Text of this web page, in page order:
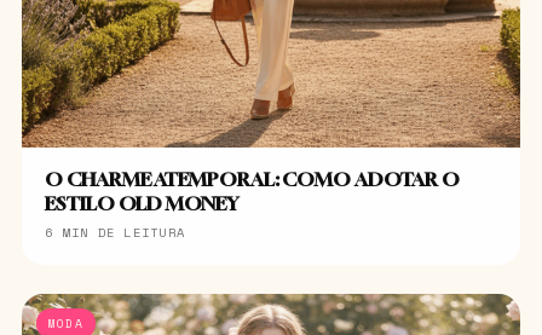
O CHARME ATEMPORAL: COMO ADOTAR O
ESTILO OLD MONEY
6 MIN DE LEITURA
MODA